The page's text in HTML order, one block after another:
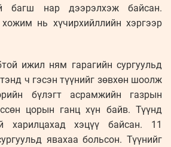
багш нар дээрэлхэж байсан.
нь хүчирхийллийн хэргээр
ижил ням гарагийн сургуульд
ч гэсэн түүнийг зөвхөн шоолж
бүлэгт асрамжийн газрын
цорын ганц хүн байв. Түүнд
харилцахад хэцүү байсан. 11
явахаа больсон. Түүнийг